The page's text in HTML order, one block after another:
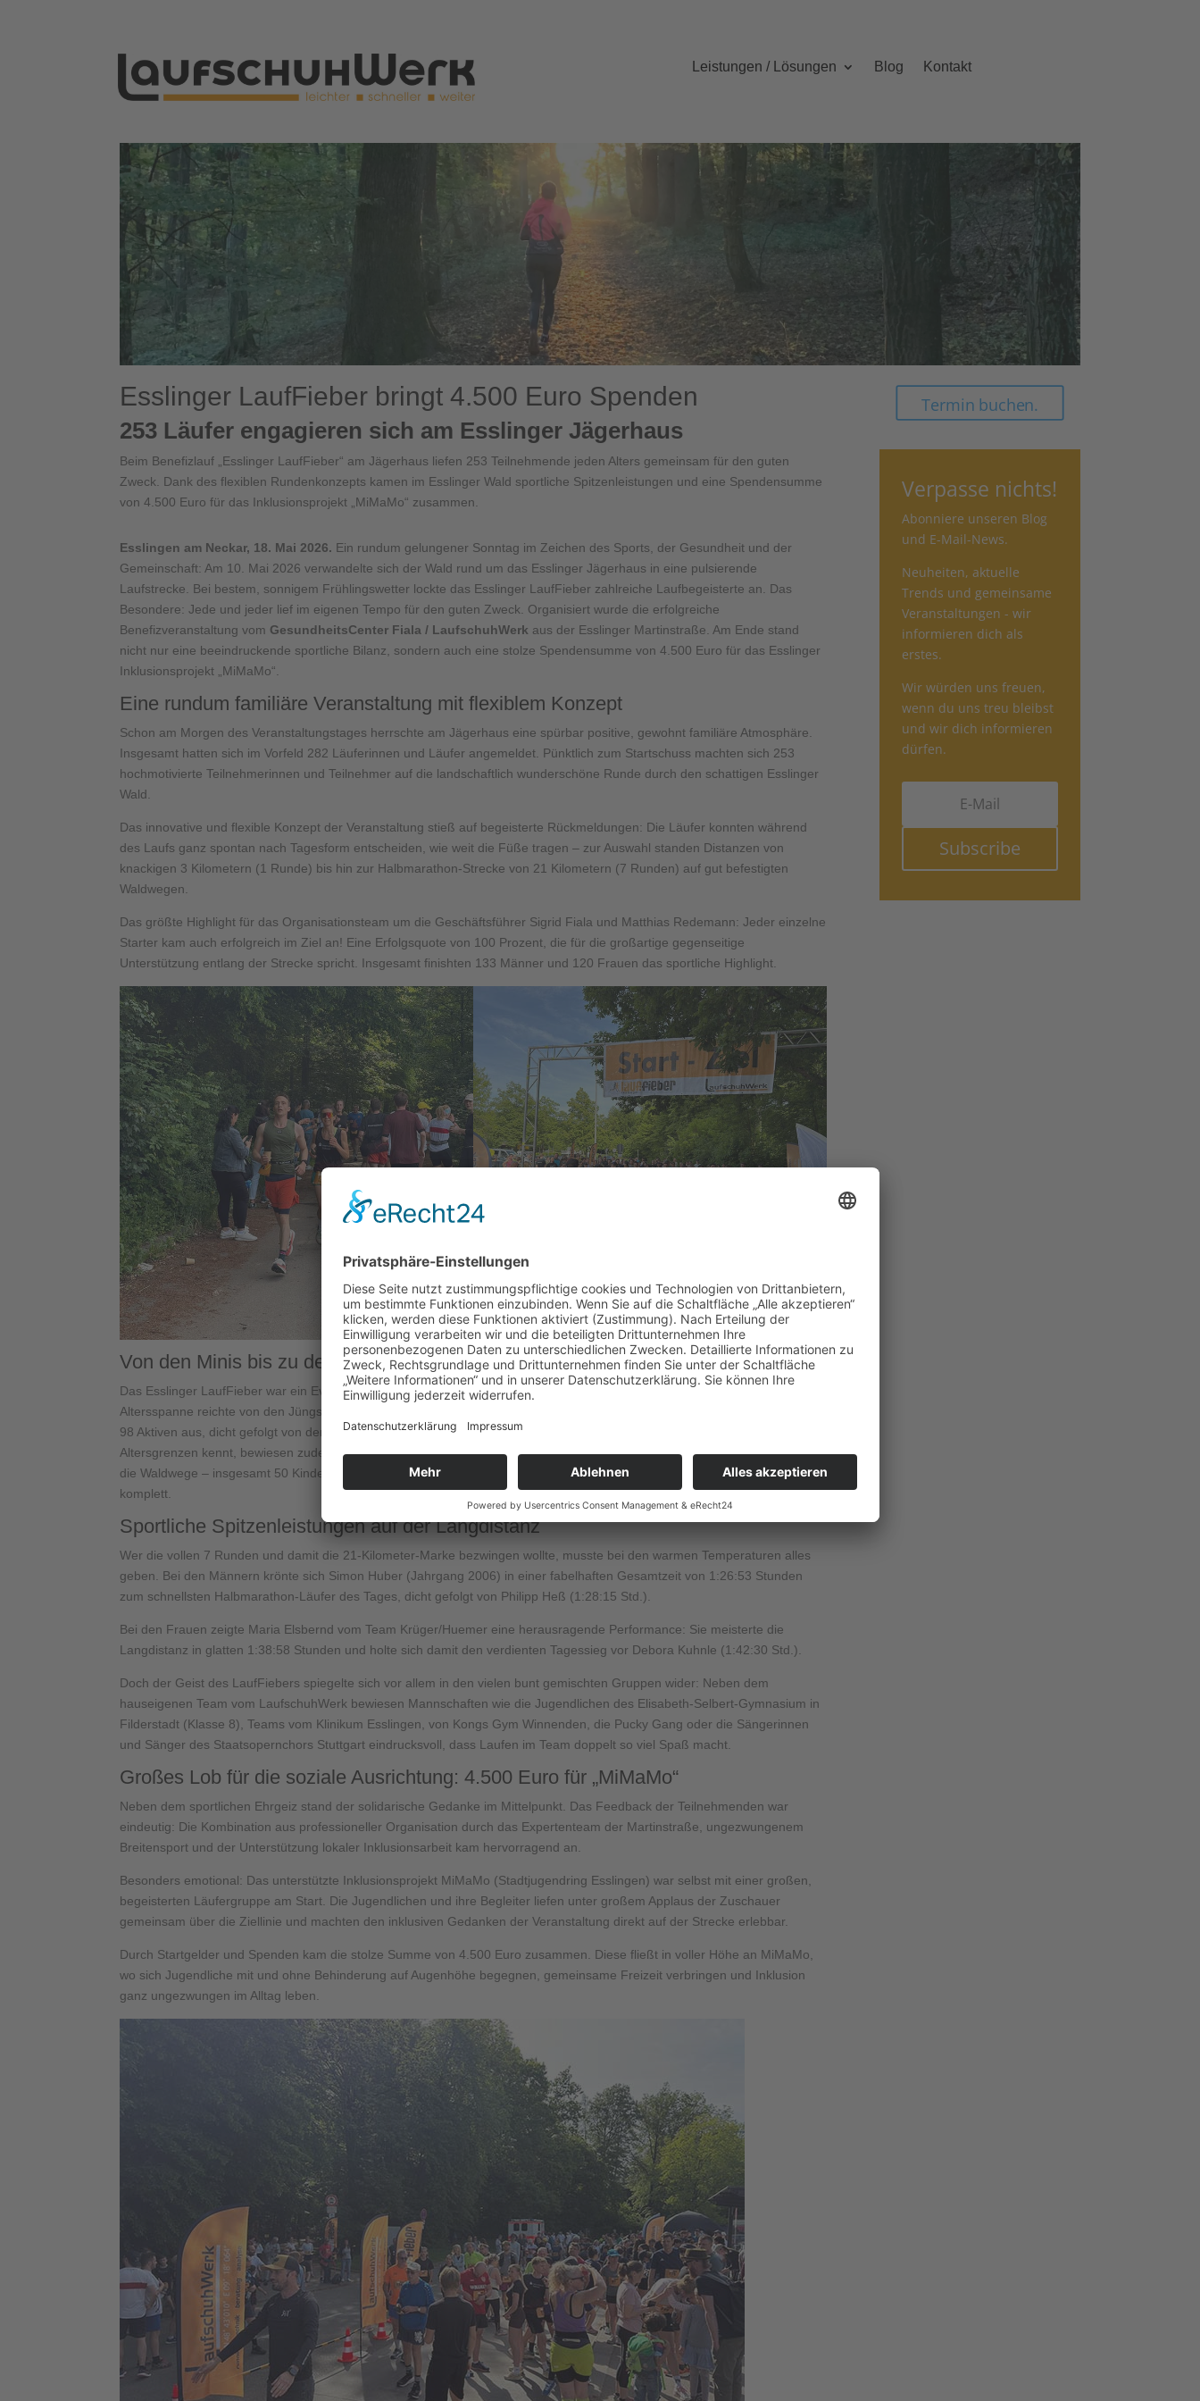
Leistungen / Lösungen Blog Kontakt
Esslinger LaufFieber bringt 4.500 Euro Spenden
253 Läufer engagieren sich am Esslinger Jägerhaus
Beim Benefizlauf „Esslinger LaufFieber“ am Jägerhaus liefen 253 Teilnehmende jeden Alters gemeinsam für den guten
Zweck. Dank des flexiblen Rundenkonzepts kamen im Esslinger Wald sportliche Spitzenleistungen und eine Spendensumme
von 4.500 Euro für das Inklusionsprojekt „MiMaMo“ zusammen.
Esslingen am Neckar, 18. Mai 2026. Ein rundum gelungener Sonntag im Zeichen des Sports, der Gesundheit und der
Gemeinschaft: Am 10. Mai 2026 verwandelte sich der Wald rund um das Esslinger Jägerhaus in eine pulsierende
Laufstrecke. Bei bestem, sonnigem Frühlingswetter lockte das Esslinger LaufFieber zahlreiche Laufbegeisterte an. Das
Besondere: Jede und jeder lief im eigenen Tempo für den guten Zweck. Organisiert wurde die erfolgreiche
Benefizveranstaltung vom GesundheitsCenter Fiala / LaufschuhWerk aus der Esslinger Martinstraße. Am Ende stand
nicht nur eine beeindruckende sportliche Bilanz, sondern auch eine stolze Spendensumme von 4.500 Euro für das Esslinger
Inklusionsprojekt „MiMaMo“.
Eine rundum familiäre Veranstaltung mit flexiblem Konzept
Schon am Morgen des Veranstaltungstages herrschte am Jägerhaus eine spürbar positive, gewohnt familiäre Atmosphäre.
Insgesamt hatten sich im Vorfeld 282 Läuferinnen und Läufer angemeldet. Pünktlich zum Startschuss machten sich 253
hochmotivierte Teilnehmerinnen und Teilnehmer auf die landschaftlich wunderschöne Runde durch den schattigen Esslinger
Wald.
Das innovative und flexible Konzept der Veranstaltung stieß auf begeisterte Rückmeldungen: Die Läufer konnten während
des Laufs ganz spontan nach Tagesform entscheiden, wie weit die Füße tragen – zur Auswahl standen Distanzen von
knackigen 3 Kilometern (1 Runde) bis hin zur Halbmarathon-Strecke von 21 Kilometern (7 Runden) auf gut befestigten
Waldwegen.
Das größte Highlight für das Organisationsteam um die Geschäftsführer Sigrid Fiala und Matthias Redemann: Jeder einzelne
Starter kam auch erfolgreich im Ziel an! Eine Erfolgsquote von 100 Prozent, die für die großartige gegenseitige
Unterstützung entlang der Strecke spricht. Insgesamt finishten 133 Männer und 120 Frauen das sportliche Highlight.
Von den Minis bis zu den Best-Agern: Ein echter Generationen-Mix
Das Esslinger LaufFieber war ein Event für die ganze Familie – und das spiegelte sich perfekt im Starterfeld wider. Die
Altersspanne reichte von den Jüngsten bis zu erfahrenen Routiniers. Den Löwenanteil machten die 30- bis 49-Jährigen mit
98 Aktiven aus, dicht gefolgt von der starken Fraktion der Zwanziger mit 62 Läuferinnen und Läufern. Dass Sport keine
Altersgrenzen kennt, bewiesen zudem 43 Teilnehmende in der Klasse 50+. Besonders schön: Auch der Nachwuchs stürmte
die Waldwege – insgesamt 50 Kinder, Jugendliche und Teenager unter 20 Jahren machten das bunte Feld von 253 Finishern
komplett.
Sportliche Spitzenleistungen auf der Langdistanz
Wer die vollen 7 Runden und damit die 21-Kilometer-Marke bezwingen wollte, musste bei den warmen Temperaturen alles
geben. Bei den Männern krönte sich Simon Huber (Jahrgang 2006) in einer fabelhaften Gesamtzeit von 1:26:53 Stunden
zum schnellsten Halbmarathon-Läufer des Tages, dicht gefolgt von Philipp Heß (1:28:15 Std.).
Bei den Frauen zeigte Maria Elsbernd vom Team Krüger/Huemer eine herausragende Performance: Sie meisterte die
Langdistanz in glatten 1:38:58 Stunden und holte sich damit den verdienten Tagessieg vor Debora Kuhnle (1:42:30 Std.).
Doch der Geist des LaufFiebers spiegelte sich vor allem in den vielen bunt gemischten Gruppen wider: Neben dem
hauseigenen Team vom LaufschuhWerk bewiesen Mannschaften wie die Jugendlichen des Elisabeth-Selbert-Gymnasium in
Filderstadt (Klasse 8), Teams vom Klinikum Esslingen, von Kongs Gym Winnenden, die Pucky Gang oder die Sängerinnen
und Sänger des Staatsopernchors Stuttgart eindrucksvoll, dass Laufen im Team doppelt so viel Spaß macht.
Großes Lob für die soziale Ausrichtung: 4.500 Euro für „MiMaMo“
Neben dem sportlichen Ehrgeiz stand der solidarische Gedanke im Mittelpunkt. Das Feedback der Teilnehmenden war
eindeutig: Die Kombination aus professioneller Organisation durch das Expertenteam der Martinstraße, ungezwungenem
Breitensport und der Unterstützung lokaler Inklusionsarbeit kam hervorragend an.
Besonders emotional: Das unterstützte Inklusionsprojekt MiMaMo (Stadtjugendring Esslingen) war selbst mit einer großen,
begeisterten Läufergruppe am Start. Die Jugendlichen und ihre Begleiter liefen unter großem Applaus der Zuschauer
gemeinsam über die Ziellinie und machten den inklusiven Gedanken der Veranstaltung direkt auf der Strecke erlebbar.
Durch Startgelder und Spenden kam die stolze Summe von 4.500 Euro zusammen. Diese fließt in voller Höhe an MiMaMo,
wo sich Jugendliche mit und ohne Behinderung auf Augenhöhe begegnen, gemeinsame Freizeit verbringen und Inklusion
ganz ungezwungen im Alltag leben.
Termin buchen.
Verpasse nichts!
Abonniere unseren Blog
und E-Mail-News.
Neuheiten, aktuelle
Trends und gemeinsame
Veranstaltungen - wir
informieren dich als
erstes.
Wir würden uns freuen,
wenn du uns treu bleibst
und wir dich informieren
dürfen.
Subscribe